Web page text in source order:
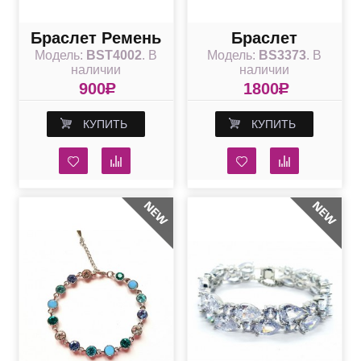
Браслет Ремень
Модель: BST4002. В
наличии
900R
КУПИТЬ
Браслет
Разноцветные
капельки с
камнями
Модель: BS3373. В
наличии
1800R
КУПИТЬ